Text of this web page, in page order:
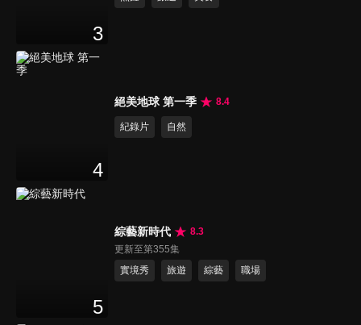
3
4
絕美地球 第一季 8.4
紀錄片 自然
5
綜藝新時代
8.3
更新至第355集
實境秀
旅遊 綜藝 職場